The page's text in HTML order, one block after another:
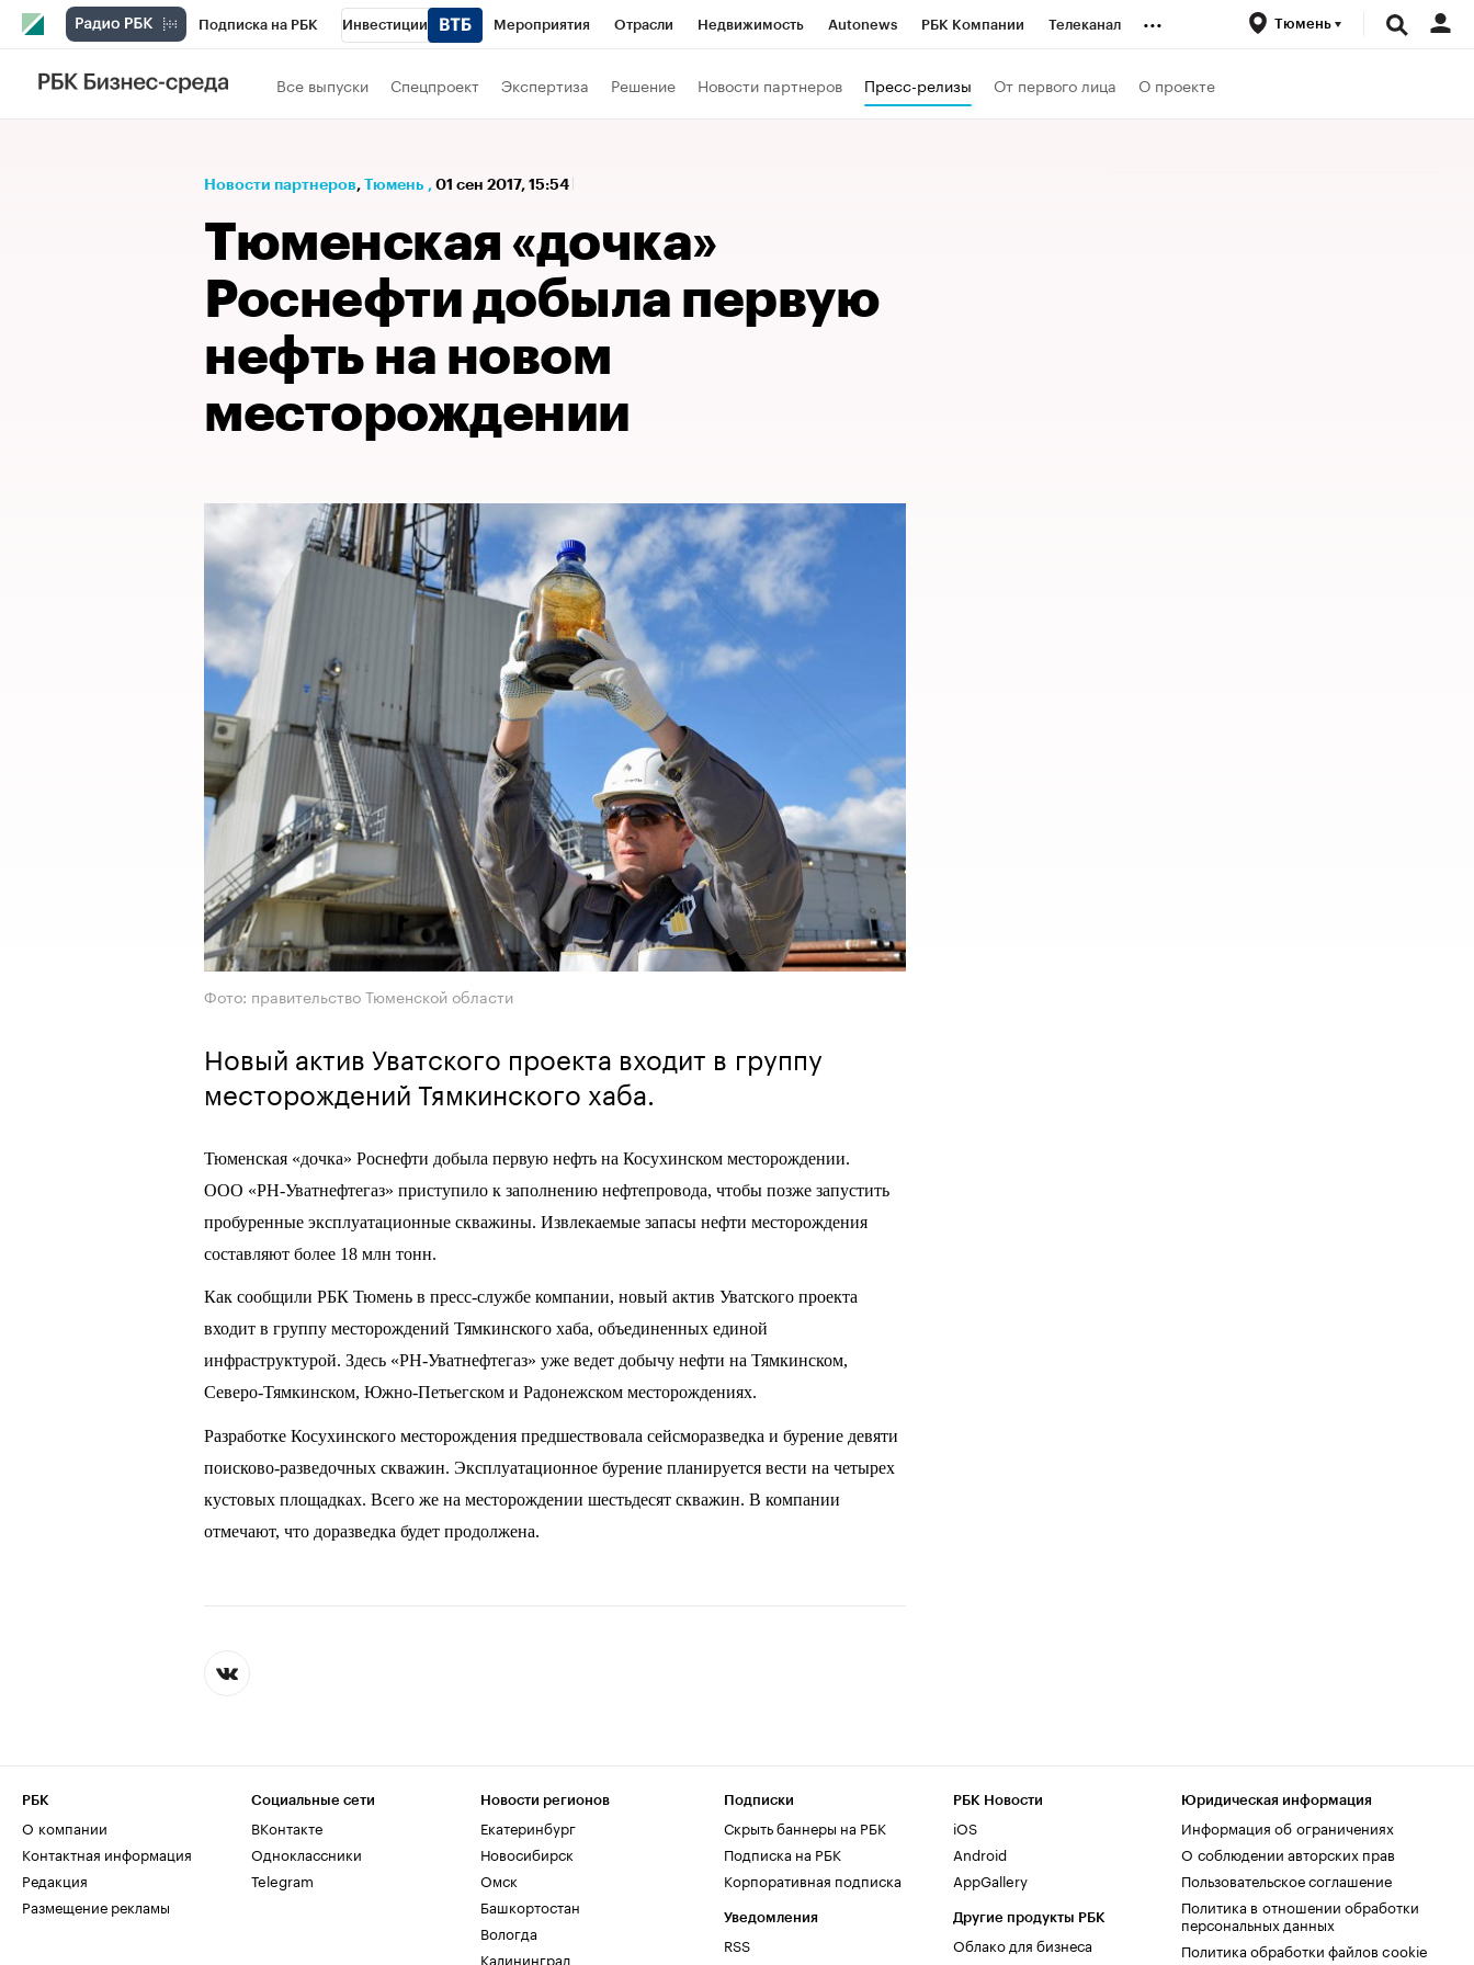
Подписка на РБК Инвестиции Мероприятия Отрасли Недвижимость Autonews РБК Компании Телеканал
РБК Вино
Проверка контрагентов
... Тюмень
Все выпуски Спецпроект Экспертиза Решение Новости партнеров Пресс-релизы От первого лица О проекте
Новости партнеров⁠, Тюмень , 01 сен 2017, 15:54
Тюменская «дочка»
Роснефти добыла первую
нефть на новом
месторождении
Фото: правительство Тюменской области
Новый актив Уватского проекта входит в группу
месторождений Тямкинского хаба.
Тюменская «дочка» Роснефти добыла первую нефть на Косухинском месторождении.
ООО «РН-Уватнефтегаз» приступило к заполнению нефтепровода, чтобы позже запустить
пробуренные эксплуатационные скважины. Извлекаемые запасы нефти месторождения
составляют более 18 млн тонн.
Как сообщили РБК Тюмень в пресс-службе компании, новый актив Уватского проекта
входит в группу месторождений Тямкинского хаба, объединенных единой
инфраструктурой. Здесь «РН-Уватнефтегаз» уже ведет добычу нефти на Тямкинском,
Северо-Тямкинском, Южно-Петьегском и Радонежском месторождениях.
Разработке Косухинского месторождения предшествовала сейсморазведка и бурение девяти
поисково-разведочных скважин. Эксплуатационное бурение планируется вести на четырех
кустовых площадках. Всего же на месторождении шестьдесят скважин. В компании
отмечают, что доразведка будет продолжена.
РБК
О компании
Контактная информация
Редакция
Размещение рекламы
Социальные сети
ВКонтакте
Одноклассники
Telegram
Новости регионов
Екатеринбург
Новосибирск
Омск
Башкортостан
Вологда
Калининград
Подписки
Скрыть баннеры на РБК
Подписка на РБК
Корпоративная подписка
Уведомления
RSS
РБК Новости
iOS
Android
AppGallery
Другие продукты РБК
Облако для бизнеса
Юридическая информация
Информация об ограничениях
О соблюдении авторских прав
Пользовательское соглашение
Политика в отношении обработки
персональных данных
Политика обработки файлов cookie